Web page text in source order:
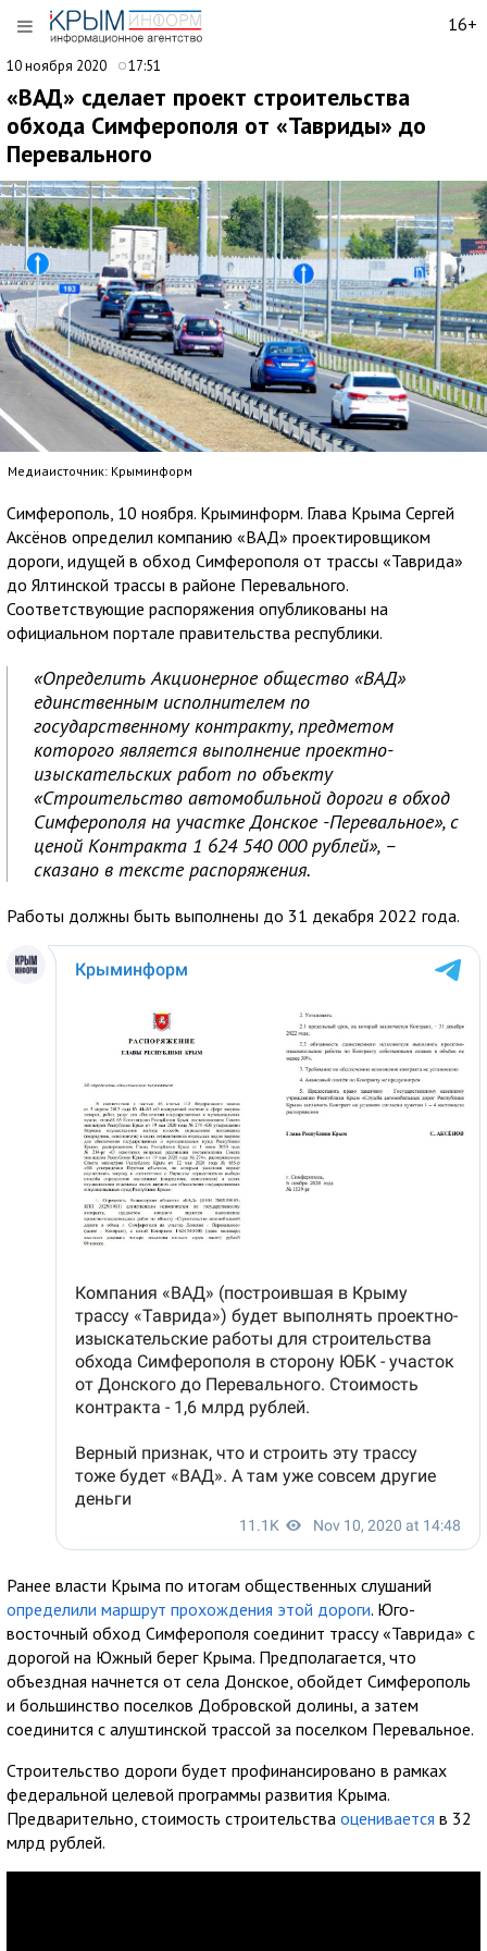
16+
10 ноября 2020 17:51
«ВАД» сделает проект строительства
обхода Симферополя от «Тавриды» до
Перевального
Медиаисточник: Крыминформ
Симферополь, 10 ноября. Крыминформ. Глава Крыма Сергей
Аксёнов определил компанию «ВАД» проектировщиком
дороги, идущей в обход Симферополя от трассы «Таврида»
до Ялтинской трассы в районе Перевального.
Соответствующие распоряжения опубликованы на
официальном портале правительства республики.
«Определить Акционерное общество «ВАД»
единственным исполнителем по
государственному контракту, предметом
которого является выполнение проектно-
изыскательских работ по объекту
«Строительство автомобильной дороги в обход
Симферополя на участке Донское -Перевальное», с
ценой Контракта 1 624 540 000 рублей», –
сказано в тексте распоряжения.
Работы должны быть выполнены до 31 декабря 2022 года.
Ранее власти Крыма по итогам общественных слушаний
определили маршрут прохождения этой дороги. Юго-
восточный обход Симферополя соединит трассу «Таврида» с
дорогой на Южный берег Крыма. Предполагается, что
объездная начнется от села Донское, обойдет Симферополь
и большинство поселков Добровской долины, а затем
соединится с алуштинской трассой за поселком Перевальное.
Строительство дороги будет профинансировано в рамках
федеральной целевой программы развития Крыма.
Предварительно, стоимость строительства оценивается в 32
млрд рублей.